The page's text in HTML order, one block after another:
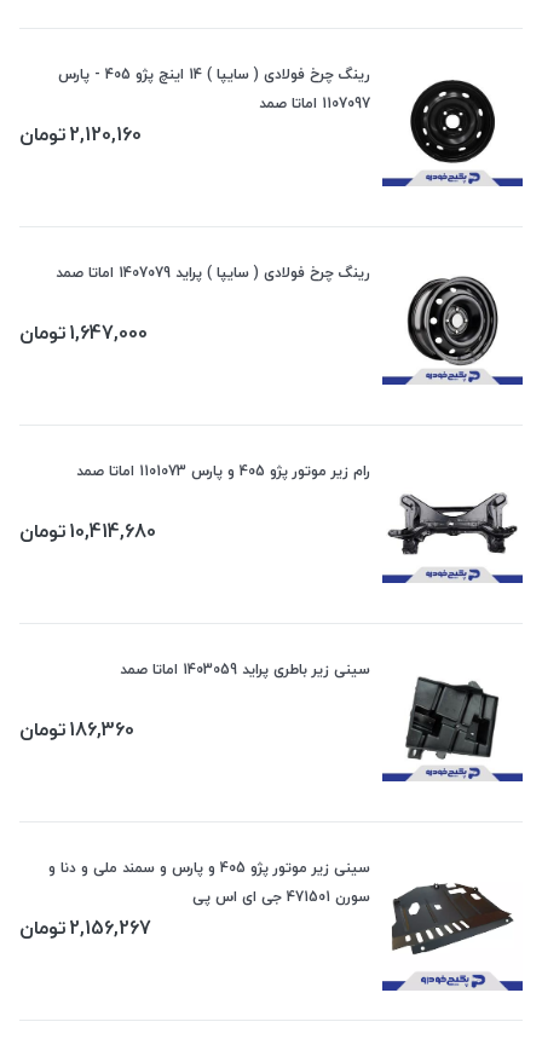
رینگ چرخ فولادی ( سایپا ) 14 اینچ پژو 405 - پارس
1107097 اماتا صمد
2,120,160تومان
رینگ چرخ فولادی ( سایپا ) پراید 1407079 اماتا صمد
1,647,000تومان
رام زیر موتور پژو 405 و پارس 1101073 اماتا صمد
10,414,680تومان
سینی زیر باطری پراید 1403059 اماتا صمد
186,360تومان
سینی زیر موتور پژو 405 و پارس و سمند ملی و دنا و
سورن 471501 جی ای اس پی
2,156,267تومان